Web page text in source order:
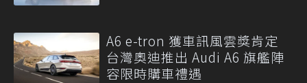
A6 e-tron 獲車訊風雲獎肯定
台灣奧迪推出 Audi A6 旗艦陣
容限時購車禮遇